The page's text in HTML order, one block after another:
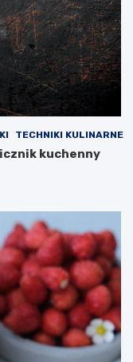
TECHNIKI KULINARNE
kuchenny